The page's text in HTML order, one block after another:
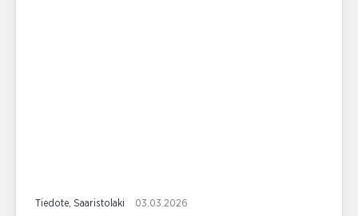
Tiedote, Saaristolaki 03.03.2026